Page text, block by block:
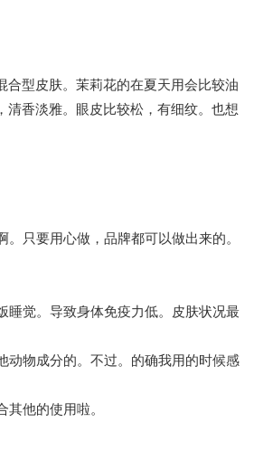
合型皮肤。茉莉花的在夏天用会比较油
清香淡雅。眼皮比较松，有细纹。也想
只要用心做，品牌都可以做出来的。
睡觉。导致身体免疫力低。皮肤状况最
动物成分的。不过。的确我用的时候感
他的使用啦。